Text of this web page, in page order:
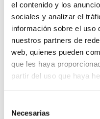
el contenido y los
sociales y analizar el
información sobre el uso
nuestros partners de
web, quienes pueden
que les haya
partir del uso que haya
Necesarias
100% Online Segunda